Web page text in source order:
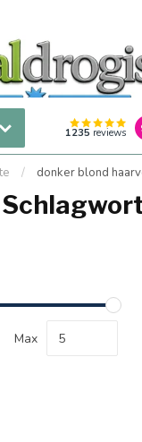
1235 reviews
/ donker blond
Max